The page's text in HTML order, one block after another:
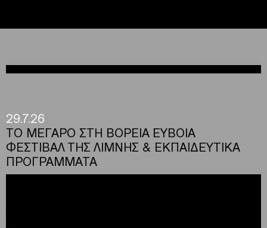
29.7.26
ΤΟ ΜΕΓΑΡΟ ΣΤΗ ΒΟΡΕΙΑ ΕΥΒΟΙΑ
ΦΕΣΤΙΒΑΛ ΤΗΣ ΛΙΜΝΗΣ & ΕΚΠΑΙΔΕΥΤΙΚΑ
ΠΡΟΓΡΑΜΜΑΤΑ